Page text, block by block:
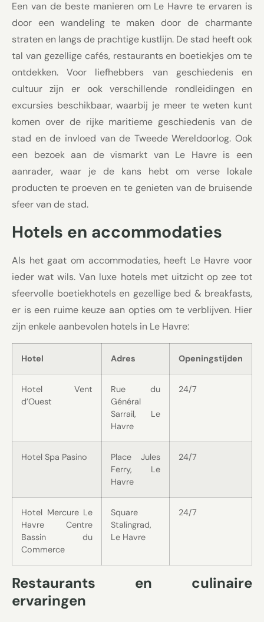
Een van de beste manieren om Le Havre te ervaren is
door een wandeling te maken door de charmante
straten en langs de prachtige kustlijn. De stad heeft ook
tal van gezellige cafés, restaurants en boetiekjes om te
ontdekken. Voor liefhebbers van geschiedenis en
cultuur zijn er ook verschillende rondleidingen en
excursies beschikbaar, waarbij je meer te weten kunt
komen over de rijke maritieme geschiedenis van de
stad en de invloed van de Tweede Wereldoorlog. Ook
een bezoek aan de vismarkt van Le Havre is een
aanrader, waar je de kans hebt om verse lokale
producten te proeven en te genieten van de bruisende
sfeer van de stad.
Hotels en accommodaties
Als het gaat om accommodaties, heeft Le Havre voor
ieder wat wils. Van luxe hotels met uitzicht op zee tot
sfeervolle boetiekhotels en gezellige bed & breakfasts,
er is een ruime keuze aan opties om te verblijven. Hier
zijn enkele aanbevolen hotels in Le Havre:
Hotel Adres Openingstijden
Hotel Vent
d’Ouest
Rue du
Général
Sarrail, Le
Havre
24/7
Hotel Spa Pasino
Place Jules
Ferry, Le
Havre
24/7
Hotel Mercure Le
Havre Centre
Bassin du
Commerce
Square
Stalingrad,
Le Havre
24/7
Restaurants en culinaire
ervaringen